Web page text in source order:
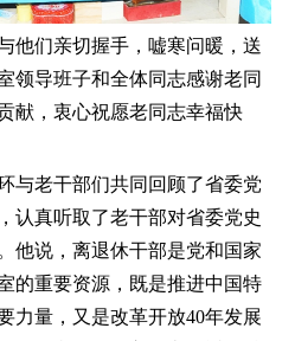
们亲切握手，嘘寒问暖，送
领导班子和全体同志感谢老同
献，衷心祝愿老同志幸福快
老干部们共同回顾了省委党
认真听取了老干部对省委党史
他说，离退休干部是党和国家
的重要资源，既是推进中国特
力量，又是改革开放40年发展